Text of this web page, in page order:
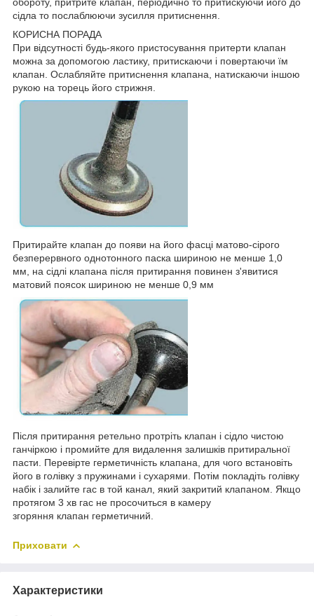
обороту, притрите клапан, періодично то притискуючи його до
сідла то послаблюючи зусилля притиснення.
КОРИСНА ПОРАДА
При відсутності будь-якого пристосування притерти клапан
можна за допомогою ластику, притискаючи і повертаючи їм
клапан. Ослабляйте притиснення клапана, натискаючи іншою
рукою на торець його стрижня.
Притирайте клапан до появи на його фасці матово-сірого
безперервного однотонного паска шириною не менше 1,0
мм, на сідлі клапана після притирання повинен з'явитися
матовий поясок шириною не менше 0,9 мм
Після притирання ретельно протріть клапан і сідло чистою
ганчіркою і промийте для видалення залишків притиральної
пасти. Перевірте герметичність клапана, для чого встановіть
його в голівку з пружинами і сухарями. Потім покладіть голівку
набік і залийте гас в той канал, який закритий клапаном. Якщо
протягом 3 хв гас не просочиться в камеру
згоряння клапан герметичний.
Приховати
Характеристики